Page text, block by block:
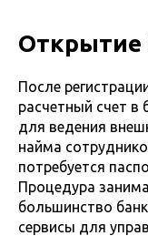
Открытие
После
расчетный счет в
для ведения
найма
потребуется
Процедура
большинство
сервисы для